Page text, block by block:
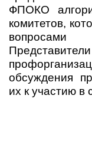
ФПОКО
комитетов,
обсуждения
их к участию в